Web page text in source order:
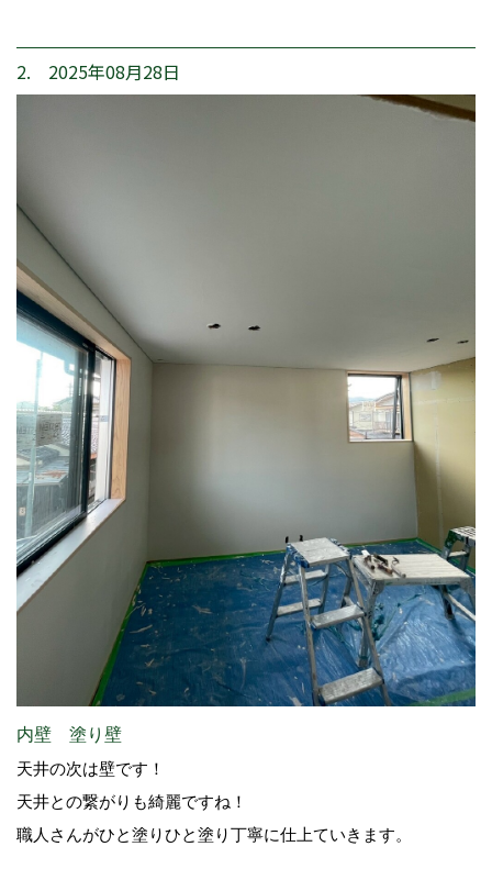
2. 2025年08月28日
内壁 塗り壁
天井の次は壁です！
天井との繋がりも綺麗ですね！
職人さんがひと塗りひと塗り丁寧に仕上ていきます。